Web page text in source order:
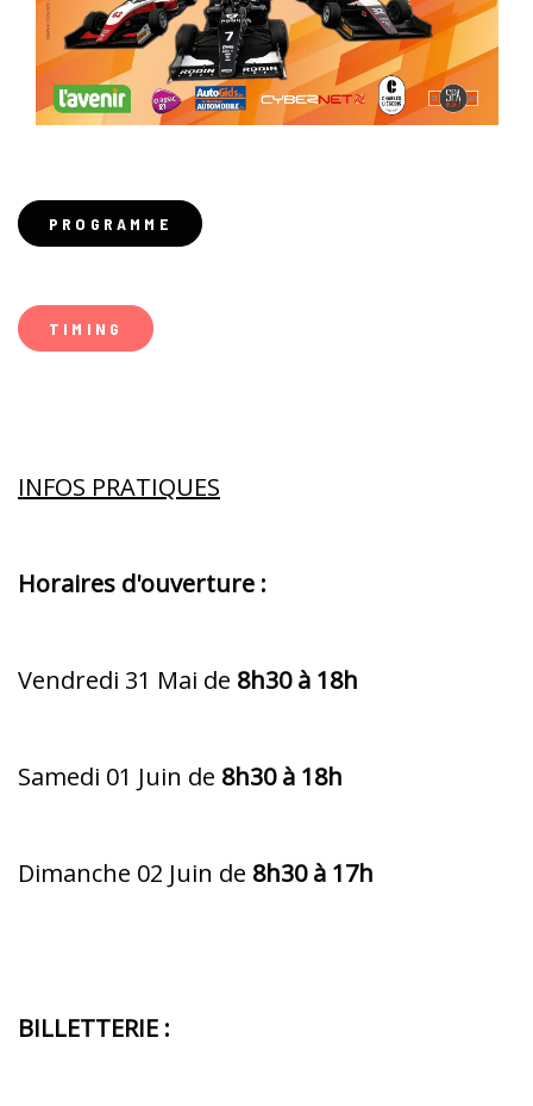
PROGRAMME
TIMING
INFOS PRATIQUES
Horaires d'ouverture :
Vendredi 31 Mai de 8h30 à 18h
Samedi 01 Juin de 8h30 à 18h
Dimanche 02 Juin de 8h30 à 17h
BILLETTERIE :